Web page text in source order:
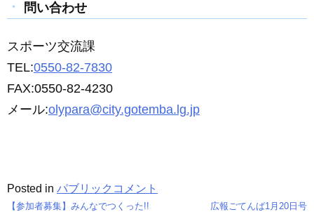
問い合わせ
スポーツ交流課
TEL:0550-82-7830
FAX:0550-82-4230
メール:olypara@city.gotemba.lg.jp
Posted in パブリックコメント
【参加者募集】みんなでつくった!!
広報ごてんば1月20日号